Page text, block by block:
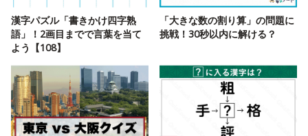
漢字パズル「書きかけ四字熟
語」！2画目までで言葉を当て
よう【108】
「大きな数の割り算」の問題に
挑戦！30秒以内に解ける？